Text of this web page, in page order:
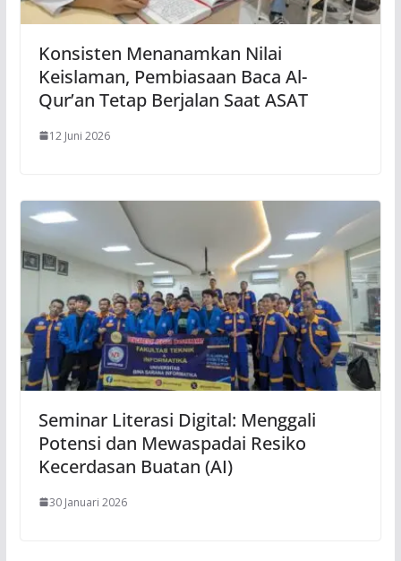
Konsisten Menanamkan Nilai
Keislaman, Pembiasaan Baca Al-
Qur’an Tetap Berjalan Saat ASAT
12 Juni 2026
Seminar Literasi Digital: Menggali
Potensi dan Mewaspadai Resiko
Kecerdasan Buatan (AI)
30 Januari 2026